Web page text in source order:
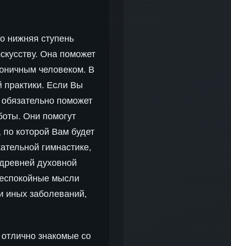
нижняя ступень
Она поможет
человеком. В
практики. Если Вы
поможет
Они помогут
которой Вам будет
гимнастике,
духовной
мысли
иных заболеваний,
знакомые со